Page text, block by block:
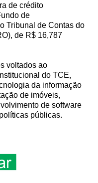
de crédito
de
Tribunal de Contas do
de R$ 16,787
voltados ao
do TCE,
da informação
de imóveis,
de software
públicas.